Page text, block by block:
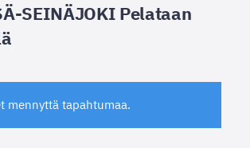
SEINÄJOKI Pelataan
mennyttä tapahtumaa.